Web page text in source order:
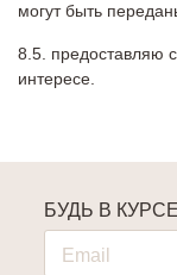
могут быть
предоставляю
интересе.
БУДЬ В